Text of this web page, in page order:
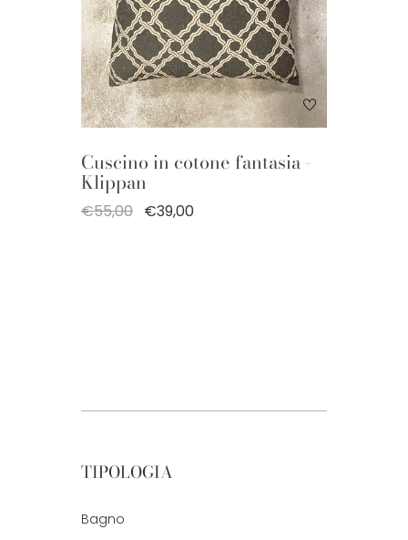
Cuscino in cotone fantasia -
Klippan
€55,00 €39,00
TIPOLOGIA
Bagno